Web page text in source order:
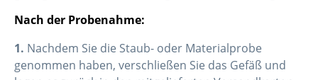
Nach der Probenahme:
1. Nachdem Sie die Staub- oder Materialprobe
genommen haben, verschließen Sie das Gefäß und